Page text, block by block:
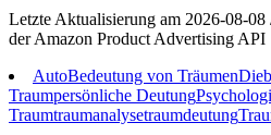
Letzte Aktualisierung am 2026-08-
der Amazon Product Advertising API
AutoBedeutung von Träumen
Traumpersönliche Deutung
Traumtraumanalysetraumdeutung